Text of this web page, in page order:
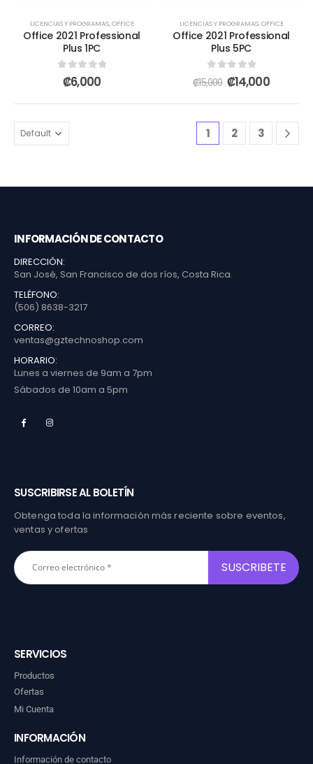
LICENCIAS Y PROGRAMAS,OFFICE
Office 2021 Professional
Plus 1PC
out of 5
₡6,000
LICENCIAS Y PROGRAMAS,OFFICE
Office 2021 Professional
Plus 5PC
0 out of 5
₡15,000 ₡14,000
1 2 3
INFORMACIÓN DE CONTACTO
DIRECCIÓN:
San José, San Francisco de dos ríos, Costa Rica.
TELÉFONO:
(506) 8638-3217
CORREO:
ventas@gztechnoshop.com
HORARIO:
Lunes a viernes de 9am a 7pm
Sábados de 10am a 5pm
SUSCRIBIRSE AL BOLETÍN
Obtenga toda la información más reciente sobre eventos,
ventas y ofertas
SERVICIOS
Productos
Ofertas
Mi Cuenta
INFORMACIÓN
Información de contacto